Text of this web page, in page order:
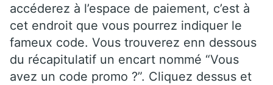
accéderez à l’espace de paiement, c’est à
cet endroit que vous pourrez indiquer le
fameux code. Vous trouverez enn dessous
du récapitulatif un encart nommé “Vous
avez un code promo ?”. Cliquez dessus et